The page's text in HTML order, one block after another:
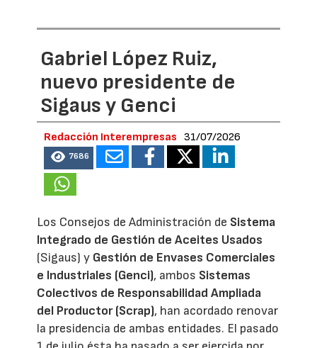
Gabriel López Ruiz,
nuevo presidente de
Sigaus y Genci
Redacción Interempresas 31/07/2026
7686
Los Consejos de Administración de Sistema
Integrado de Gestión de Aceites Usados
(Sigaus) y Gestión de Envases Comerciales
e Industriales (Genci), ambos Sistemas
Colectivos de Responsabilidad Ampliada
del Productor (Scrap), han acordado renovar
la presidencia de ambas entidades. El pasado